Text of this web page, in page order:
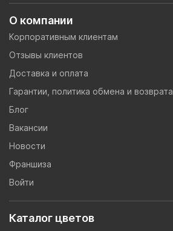
О компании
Корпоративным клиентам
Отзывы клиентов
Доставка и оплата
Гарантии, политика обмена и возврата
Блог
Вакансии
Новости
Франшиза
Войти
Каталог цветов